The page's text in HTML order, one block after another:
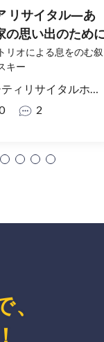
リサイタル―あ
の思い出のため
リオによる息をのむ叙
キー
リサイタルホール
2
！